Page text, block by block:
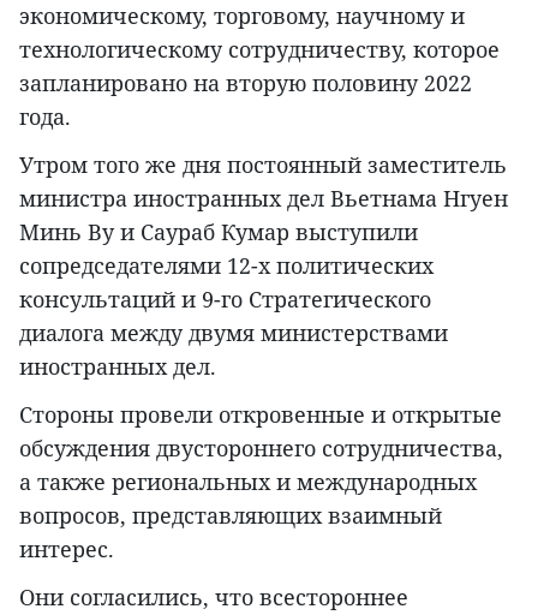
экономическому, торговому, научному и
технологическому сотрудничеству, которое
запланировано на вторую половину 2022
года.
Утром того же дня постоянный заместитель
министра иностранных дел Вьетнама Нгуен
Минь Ву и Саураб Кумар выступили
сопредседателями 12-х политических
консультаций и 9-го Стратегического
диалога между двумя министерствами
иностранных дел.
Стороны провели откровенные и открытые
обсуждения двустороннего сотрудничества,
а также региональных и международных
вопросов, представляющих взаимный
интерес.
Они согласились, что всестороннее